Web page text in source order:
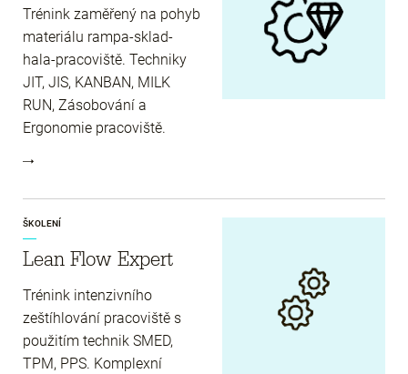
Trénink zaměřený na pohyb
materiálu rampa-sklad-
hala-pracoviště. Techniky
JIT, JIS, KANBAN, MILK
RUN, Zásobování a
Ergonomie pracoviště.
ŠKOLENÍ
Lean Flow Expert
Trénink intenzivního
zeštíhlování pracoviště s
použitím technik SMED,
TPM, PPS. Komplexní